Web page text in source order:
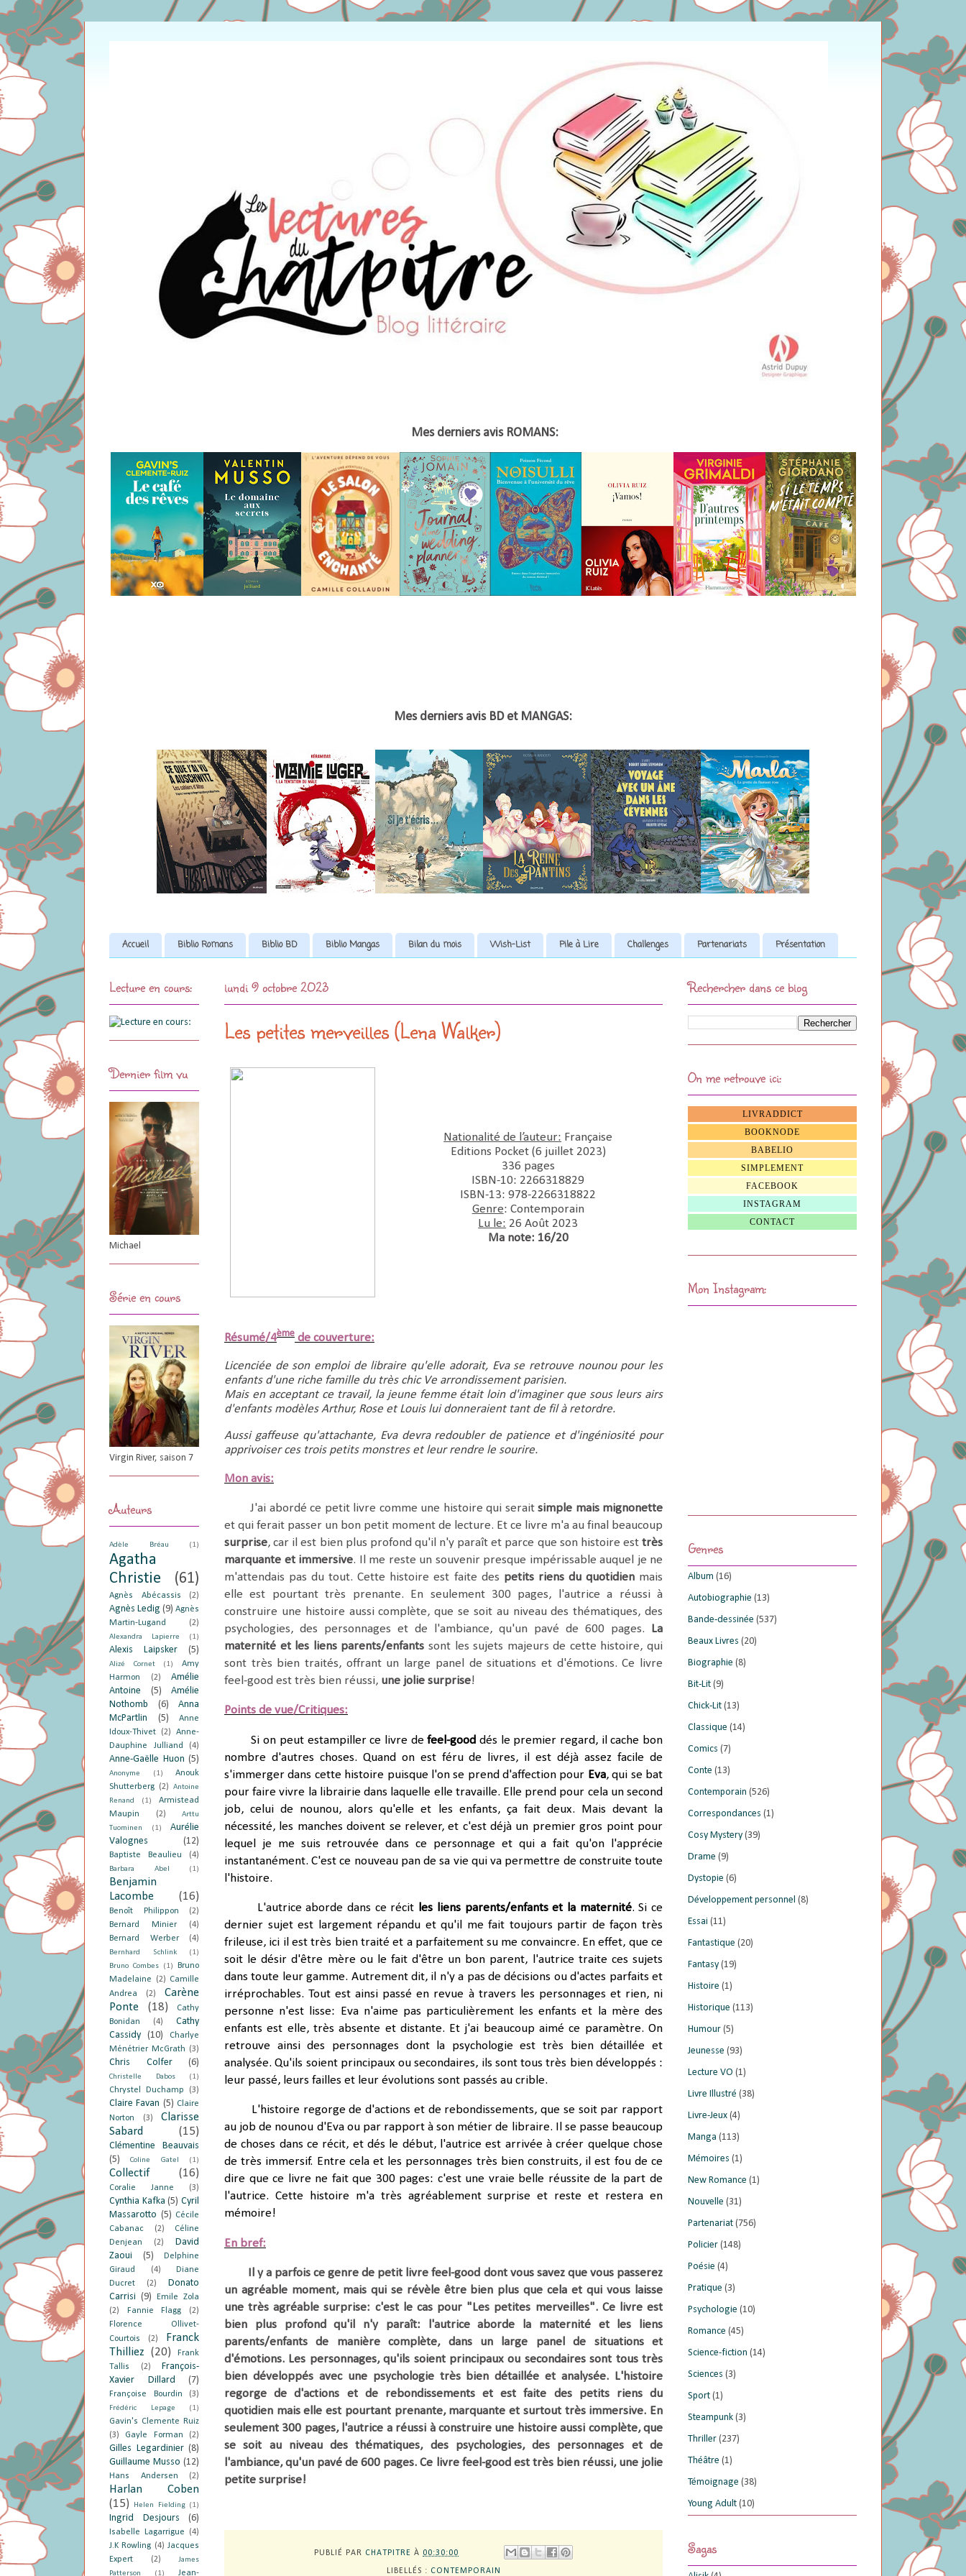
Mes derniers avis ROMANS:
Mes derniers avis BD et MANGAS:
Accueil Biblio Romans Biblio BD Biblio Mangas Bilan du mois Wish-List Pile à Lire Challenges Partenariats Présentation
lundi 9 octobre 2023
Les petites merveilles (Lena Walker)
Nationalité de l’auteur: Française
Editions Pocket (6 juillet 2023)
336 pages
ISBN-10:‎ 2266318829
ISBN-13:‎ 978-2266318822
Genre: Contemporain
Lu le: 26 Août 2023
Ma note: 16/20
Résumé/4ème de couverture:
Licenciée de son emploi de libraire qu'elle adorait, Eva se retrouve nounou pour les
enfants d'une riche famille du très chic Ve arrondissement parisien.
Mais en acceptant ce travail, la jeune femme était loin d'imaginer que sous leurs airs
d'enfants modèles Arthur, Rose et Louis lui donneraient tant de fil à retordre.
Aussi gaffeuse qu'attachante, Eva devra redoubler de patience et d'ingéniosité pour
apprivoiser ces trois petits monstres et leur rendre le sourire.
Mon avis:
J'ai abordé ce petit livre comme une histoire qui serait simple mais mignonette
et qui ferait passer un bon petit moment de lecture. Et ce livre m'a au final beaucoup
surprise, car il est bien plus profond qu'il n'y paraît et parce que son histoire esttrès
marquante et immersive. Il me reste un souvenir presque impérissable auquel je ne
m'attendais pas du tout. Cette histoire est faite des petits riens du quotidienmais
elle est pourtant très prenante. En seulement 300 pages, l'autrice a réussi à
construire une histoire aussi complète, que se soit au niveau des thématiques, des
psychologies, des personnages et de l'ambiance, qu'un pavé de 600 pages. La
maternité et les liens parents/enfants sont les sujets majeurs de cette histoire, qui
sont très bien traités, offrant un large panel de situations et d'émotions. Ce livre
feel-good est très bien réussi, une jolie surprise!
Points de vue/Critiques:
Si on peut estampiller ce livre defeel-good dés le premier regard, il cache bon
nombre d'autres choses. Quand on est féru de livres, il est déjà assez facile de
s'immerger dans cette histoire puisque l'on se prend d'affection pour Eva, qui se bat
pour faire vivre la librairie dans laquelle elle travaille. Elle prend pour cela un second
job, celui de nounou, alors qu'elle et les enfants, ça fait deux. Mais devant la
nécessité, les manches doivent se relever, et c'est déjà un premier gros point pour
lequel je me suis retrouvée dans ce personnage et qui a fait qu'on l'apprécie
instantanément. C'est ce nouveau pan de sa vie qui va permettre de construite toute
l'histoire.
L'autrice aborde dans ce récit les liens parents/enfants et la maternité. Si ce
dernier sujet est largement répandu et qu'il me fait toujours partir de façon très
frileuse, ici il est très bien traité et a parfaitement su me convaincre. En effet, que ce
soit le désir d'être mère ou le fait d'être un bon parent, l'autrice traite ces sujets
dans toute leur gamme. Autrement dit, il n'y a pas de décisions ou d'actes parfaits et
irréprochables. Tout est ainsi passé en revue à travers les personnages et rien, ni
personne n'est lisse: Eva n'aime pas particulièrement les enfants et la mère des
enfants est elle, très absente et distante. Et j'ai beaucoup aimé ce paramètre. On
retrouve ainsi des personnages dont la psychologie est très bien détaillée et
analysée. Qu'ils soient principaux ou secondaires, ils sont tous très bien développés :
leur passé, leurs failles et leur évolutions sont passés au crible.
L'histoire regorge de d'actions et de rebondissements, que se soit par rapport
au job de nounou d'Eva ou par rapport à son métier de libraire. Il se passe beaucoup
de choses dans ce récit, et dés le début, l'autrice est arrivée à créer quelque chose
de très immersif. Entre cela et les personnages très bien construits, il est fou de ce
dire que ce livre ne fait que 300 pages: c'est une vraie belle réussite de la part de
l'autrice. Cette histoire m'a très agréablement surprise et reste et restera en
mémoire!
En bref:
Il y a parfois ce genre de petit livre feel-good dont vous savez que vous passerez
un agréable moment, mais qui se révèle être bien plus que cela et qui vous laisse
une très agréable surprise: c'est le cas pour "Les petites merveilles". Ce livre est
bien plus profond qu'il n'y paraît: l'autrice aborde
a maternité et les liens
parents/enfants de manière complète, dans un large panel de situations et
d'émotions. Les personnages, qu'ils soient principaux ou secondairessont tous très
bien développés avec une psychologie très bien détaillée et analysée. L'histoire
regorge de d'actions et de rebondissements etest faite des petits riens du
quotidien mais elle est pourtantprenante, marquante et surtout très immersive. En
seulement 300 pages, l'autrice a réussi à construire une histoire aussi complète, que
se soit au niveau des thématiques, des psychologies, des personnages et de
l'ambiance, qu'un pavé de 600 pages. Ce livre feel-good est très bien réussi, une jolie
petite surprise!
PUBLIÉ PAR CHATPITRE À 00:30:00
LIBELLÉS : CONTEMPORAIN
Lecture en cours:
Dernier film vu
Michael
Série en cours
Virgin River, saison 7
Auteurs
Adèle Bréau (1)
Agatha
Christie
(61)
Agnès Abécassis (2)
Agnès Ledig (9) Agnès
Martin-Lugand
(2)
Alexandra Lapierre (1)
Alexis Laipsker (5)
Alizé Cornet (1)
Amy
Harmon
(2)
Amélie
Antoine
(5)
Amélie
Nothomb
(6)
Anna
McPartlin
(5)
Anne
Idoux-Thivet
(2)
Anne-
Dauphine Julliand
(4)
Anne-Gaëlle Huon (5)
Anonyme (1)
Anouk
Shutterberg (2)
Antoine
Renand
(1)
Armistead
Maupin
(2)
Arttu
Tuominen
(1)
Aurélie
Valognes
(12)
Baptiste Beaulieu (4)
Barbara Abel (1)
Benjamin
Lacombe
(16)
Benoît Philippon
(2)
Bernard Minier
(4)
Bernard Werber
(4)
Bernhard Schlink
(1)
Bruno Combes
(1)
Bruno
Madelaine
(2) Camille
Andrea
(2)
Carène
Ponte
(18)
Cathy
Bonidan
(4)
Cathy
Cassidy (10)
Charlye
Ménétrier McGrath (3)
Chris Colfer (6)
Christelle Dabos (1)
Chrystel Duchamp (3)
Claire Favan (5) Claire
Norton
(3)
Clarisse
Sabard
(15)
Clémentine Beauvais
(5)
Coline Gatel (1)
Collectif (16)
Coralie Janne (3)
Cynthia Kafka (5) Cyril
Massarotto (5) Cécile
Cabanac
(2)
Céline
Denjean
(2)
David
Zaoui
(5)
Delphine
Giraud
(4)
Diane
Ducret
(2)
Donato
Carrisi (9)
Emile Zola
(2)
Fannie Flagg
(2)
Florence Ollivet-
Courtois
(2)
Franck
Thilliez (20)
Frank
Tallis
(2)
François-
Xavier Dillard
(7)
Françoise Bourdin (3)
Frédéric Lepage (1)
Gavin's Clemente Ruiz
(3)
Gayle Forman (2)
Gilles Legardinier (8)
Guillaume Musso (12)
Hans Andersen (2)
Harlan Coben
(15)
Helen Fielding (1)
Ingrid Desjours (6)
Isabelle Lagarrigue
(4)
J.K Rowling (4) Jacques
Expert
(2)
James
Patterson
(1) Jean-
Rechercher dans ce blog
On me retrouve ici:
LIVRADDICT
BOOKNODE
BABELIO
SIMPLEMENT
FACEBOOK
INSTAGRAM
CONTACT
Mon Instagram:
Genres
Album (16)
Autobiographie (13)
Bande-dessinée (537)
Beaux Livres (20)
Biographie (8)
Bit-Lit (9)
Chick-Lit (13)
Classique (14)
Comics (7)
Conte (13)
Contemporain (526)
Correspondances (1)
Cosy Mystery (39)
Drame (9)
Dystopie (6)
Développement personnel (8)
Essai (11)
Fantastique (20)
Fantasy (19)
Histoire (1)
Historique (113)
Humour (5)
Jeunesse (93)
Lecture VO (1)
Livre Illustré (38)
Livre-Jeux (4)
Manga (113)
Mémoires (1)
New Romance (1)
Nouvelle (31)
Partenariat (756)
Policier (148)
Poésie (4)
Pratique (3)
Psychologie (10)
Romance (45)
Science-fiction (14)
Sciences (3)
Sport (1)
Steampunk (3)
Thriller (237)
Théâtre (1)
Témoignage (38)
Young Adult (10)
Sagas